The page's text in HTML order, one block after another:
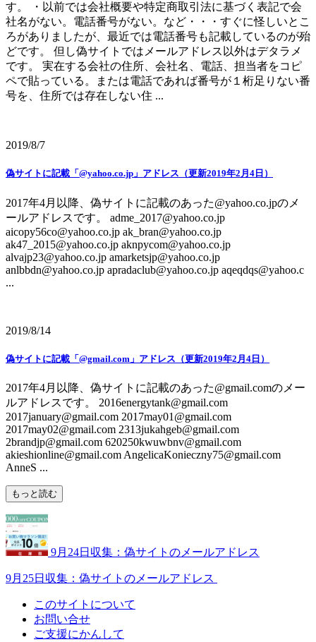
す。 ・以前では会社概要や特定商取引法に基づく表記で会
社名がない。電話番号がない。など・・・すぐに怪しいとこ
ろがありましたが、最近では電話番号も記載しているのが殆
どです。 但し偽サイトではメールアドレス以外はデタラメ
です。 実在する会社の住所、会社名、電話、担当者をコピ
ペで貼っている。または電話であれば番号が１桁足りない番
号を、住所では存在しない住 ...
2019/8/7
偽サイトに記載「@yahoo.co.jp」アドレス（更新2019年2月4日）
2017年4月以降、偽サイトに記載のあった@yahoo.co.jpのメ
ールアドレスです。 adme_2017@yahoo.co.jp
aicopy56co@yahoo.co.jp ak_bran@yahoo.co.jp
ak47_2015@yahoo.co.jp aknpycom@yahoo.co.jp
alvajp23@yahoo.co.jp amarketsjp@yahoo.co.jp
anlbbdn@yahoo.co.jp apradaclub@yahoo.co.jp aqeqdqs@yahoo.c
...
2019/8/14
偽サイトに記載「@gmail.com」アドレス（更新2019年2月4日）
2017年4月以降、偽サイトに記載のあった@gmail.comのメー
ルアドレスです。 2016energytank@gmail.com
2017january@gmail.com 2017may01@gmail.com
2017may02@gmail.com 2313jukahgeb@gmail.com
2brandjp@gmail.com 620250kwuwbnv@gmail.com
akieshionline@gmail.com AngelicaKonieczny75@gmail.com
AnneS ...
もっと読む
9月24日収集：偽サイトのメールアドレス
9月25日収集：偽サイトのメールアドレス
このサイトについて
お問い合せ
ご支援にかんして